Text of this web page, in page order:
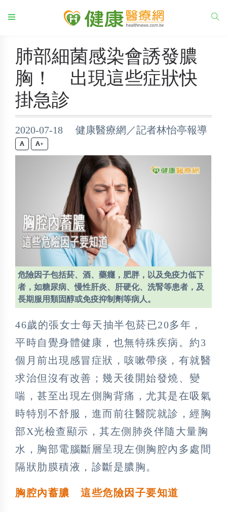
肺部細菌感染會誘發膿
胸！ 出現這些症狀快
掛急診
2020-07-18 健康醫療網／記者林怡亭報導
+
危險因子包括菸、酒、藥癮，肥胖，以及免疫力低下
者，如糖尿病、慢性肝炎、肝硬化、洗腎等患者，及
長期服用類固醇或免疫抑制劑等病人。
46歲的張女士每天抽半包菸已20多年，
平時自覺身體健康，也無特殊疾病。約3
個月前出現感冒症狀，咳嗽帶痰，有就醫
求治但沒有改善；幾天後開始發燒、變
喘，甚至出現左側胸背痛，尤其是在吸氣
時特別不舒服，進而前往醫院就診，經胸
部X光檢查顯示，其左側肺炎伴隨大量胸
水，胸部電腦斷層呈現左側胸腔內多處間
隔狀肋膜積液，診斷是膿胸。
胸腔內蓄膿 這些危險因子要知道